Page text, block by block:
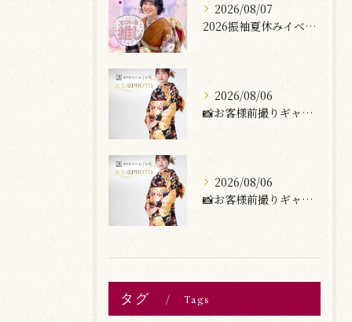
2026/08/07
2026振袖夏休みイベント開催🌺🐠
2026/08/06
📸お客様前撮りギャラリー
2026/08/06
📸お客様前撮りギャラリー
タグ Tags